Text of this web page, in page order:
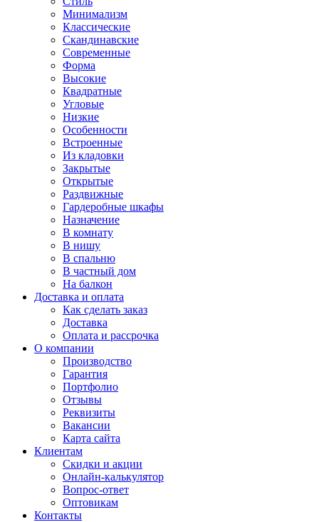
Минимализм
Классические
Скандинавские
Современные
Форма
Высокие
Квадратные
Угловые
Низкие
Особенности
Встроенные
Из кладовки
Закрытые
Открытые
Раздвижные
Гардеробные шкафы
Назначение
В комнату
В нишу
В спальню
В частный дом
На балкон
Доставка и оплата
Как сделать заказ
Доставка
Оплата и рассрочка
О компании
Производство
Гарантия
Портфолио
Отзывы
Реквизиты
Вакансии
Карта сайта
Клиентам
Скидки и акции
Онлайн-калькулятор
Вопрос-ответ
Оптовикам
Контакты